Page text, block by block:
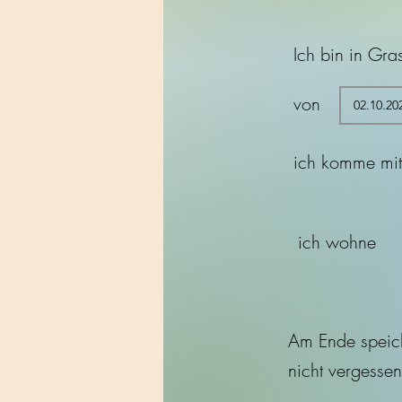
Ich bin in
von
ich komme
ich wohne
Am Ende
nicht